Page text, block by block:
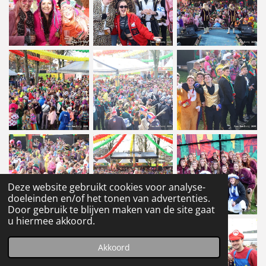
Deze website gebruikt cookies voor analyse-
doeleinden en/of het tonen van advertenties.
Door gebruik te blijven maken van de site gaat
u hiermee akkoord.
Akkoord